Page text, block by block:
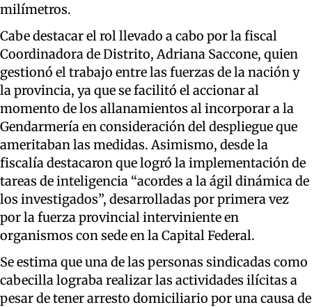
milímetros.
Cabe destacar el rol llevado a cabo por la fiscal
Coordinadora de Distrito, Adriana Saccone, quien
gestionó el trabajo entre las fuerzas de la nación y
la provincia, ya que se facilitó el accionar al
momento de los allanamientos al incorporar a la
Gendarmería en consideración del despliegue que
ameritaban las medidas. Asimismo, desde la
fiscalía destacaron que logró la implementación de
tareas de inteligencia “acordes a la ágil dinámica de
los investigados”, desarrolladas por primera vez
por la fuerza provincial interviniente en
organismos con sede en la Capital Federal.
Se estima que una de las personas sindicadas como
cabecilla lograba realizar las actividades ilícitas a
pesar de tener arresto domiciliario por una causa de